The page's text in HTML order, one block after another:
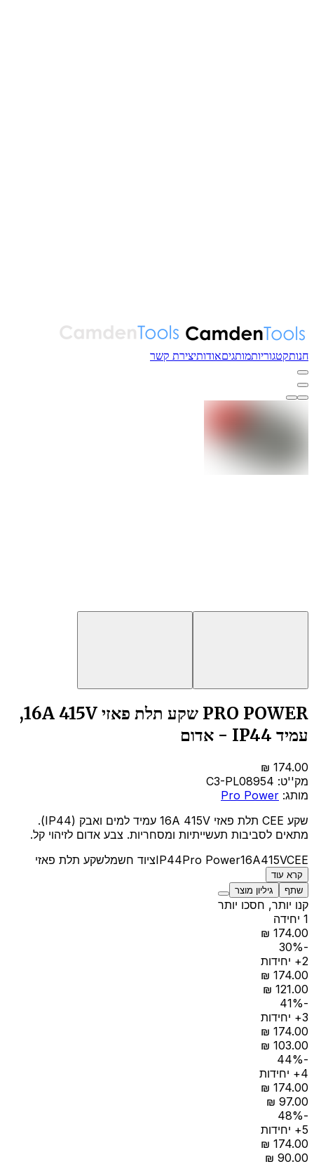
חנותקטגוריותמותגיםאודותיצירת קשר
PRO POWER שקע תלת פאזי 16A 415V,
עמיד IP44 - אדום
מק''ט: C3-PL08954
מותג: Pro Power
שקע CEE תלת פאזי 16A 415V עמיד למים ואבק (IP44).
מתאים לסביבות תעשייתיות ומסחריות. צבע אדום לזיהוי קל.
IP44Pro Power16A415VCEE ציוד חשמלשקע תלת פאזי
קרא עוד
שתף
גיליון מוצר
קנו יותר, חסכו יותר
1 יחידה
-30%
2+ יחידות
-41%
3+ יחידות
-44%
4+ יחידות
-48%
5+ יחידות